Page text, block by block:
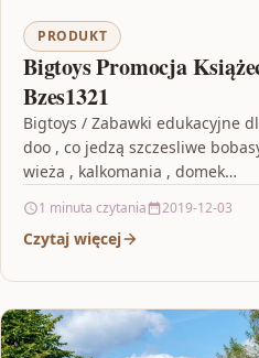
PRODUKT
Bigtoys Promocja
Bzes1321
Bigtoys / Zabawki edukacyjne
doo , co jedzą szczesliwe
wieża , kalkomania , domek…
1 minuta czytania 2019-12-03
Czytaj więcej